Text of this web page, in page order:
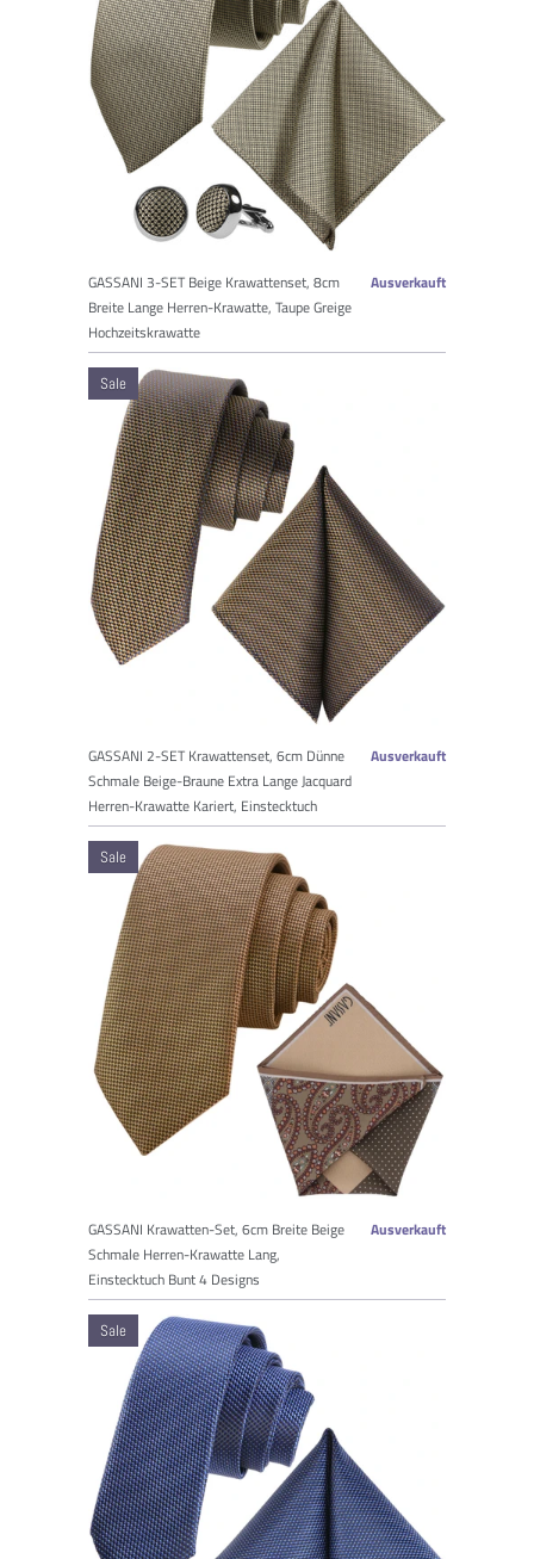
GASSANI 3-SET Beige Krawattenset, 8cm
Breite Lange Herren-Krawatte, Taupe Greige
Hochzeitskrawatte
Ausverkauft
GASSANI 2-SET Krawattenset, 6cm Dünne
Schmale Beige-Braune Extra Lange Jacquard
Herren-Krawatte Kariert, Einstecktuch
Ausverkauft
Sale
GASSANI Krawatten-Set, 6cm Breite Beige
Schmale Herren-Krawatte Lang,
Einstecktuch Bunt 4 Designs
Ausverkauft
Sale
Sale